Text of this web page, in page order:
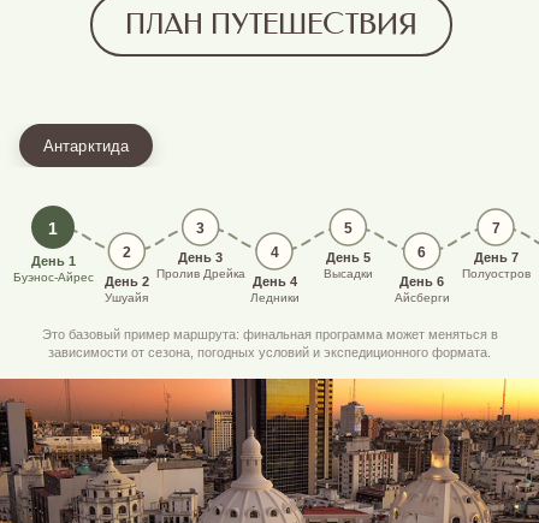
ПЛАН ПУТЕШЕСТВИЯ
Антарктида
1
День 1
Буэнос-Айрес
2
День 2
Ушуайя
3
День 3
Пролив Дрейка
4
День 4
Ледники
5
День 5
Высадки
6
День 6
Айсберги
7
День 7
Полуостров
Это базовый пример маршрута: финальная программа может меняться в
зависимости от сезона, погодных условий и экспедиционного формата.